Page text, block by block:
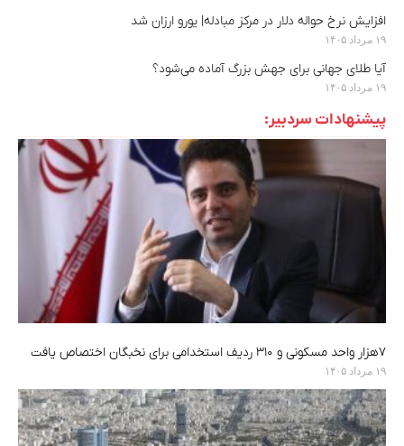
افزایش نرخ حواله دلار در مرکز مبادله| یورو ارزان شد
۱۹ مرداد ۱۴۰۵
آیا طلای جهانی برای جهش بزرگ آماده می‌شود؟
۱۹ مرداد ۱۴۰۵
پیشنهادات سردبیر:
۷هزار واحد مسکونی و ۳۱۰ ردیف استخدامی برای نخبگان اختصاص یافت
۱۹ مرداد ۱۴۰۵